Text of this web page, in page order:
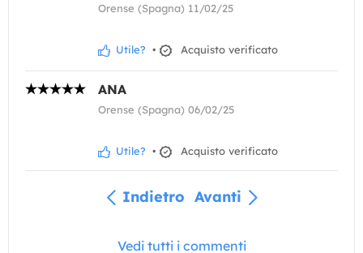
Orense (Spagna) 11/02/25
Utile? • Acquisto verificato
ANA
Orense (Spagna) 06/02/25
Utile? • Acquisto verificato
Indietro Avanti
Vedi tutti i commenti